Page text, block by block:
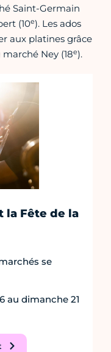
Saint-Germain
(10e). Les ados
aux platines grâce
Ney (18e).
la Fête de la
se
au dimanche 21